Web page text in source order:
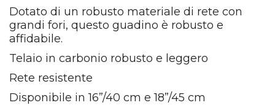
Dotato di un robusto materiale di rete con
grandi fori, questo guadino è robusto e
affidabile.
Telaio in carbonio robusto e leggero
Rete resistente
Disponibile in 16”/40 cm e 18”/45 cm